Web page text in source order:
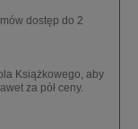
dostęp do 2
Książkowego, aby
za pół ceny.